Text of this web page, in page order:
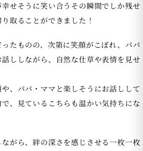
せそうに笑い合うその瞬間でしか残せ
取ることができました！
たものの、次第に笑顔がこぼれ、パパ
ししながら、自然な仕草や表情を見せ
、パパ・ママと楽しそうにお話しして
、見ているこちらも温かい気持ちにな
がら、絆の深さを感じさせる一枚一枚